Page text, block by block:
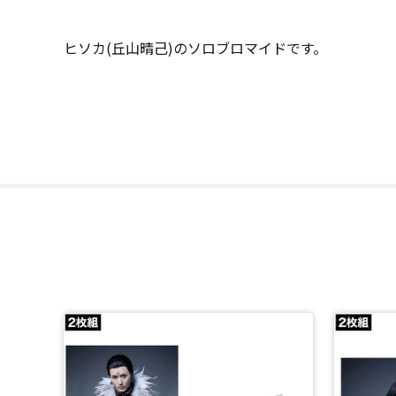
ヒソカ(丘山晴己)のソロブロマイドです。